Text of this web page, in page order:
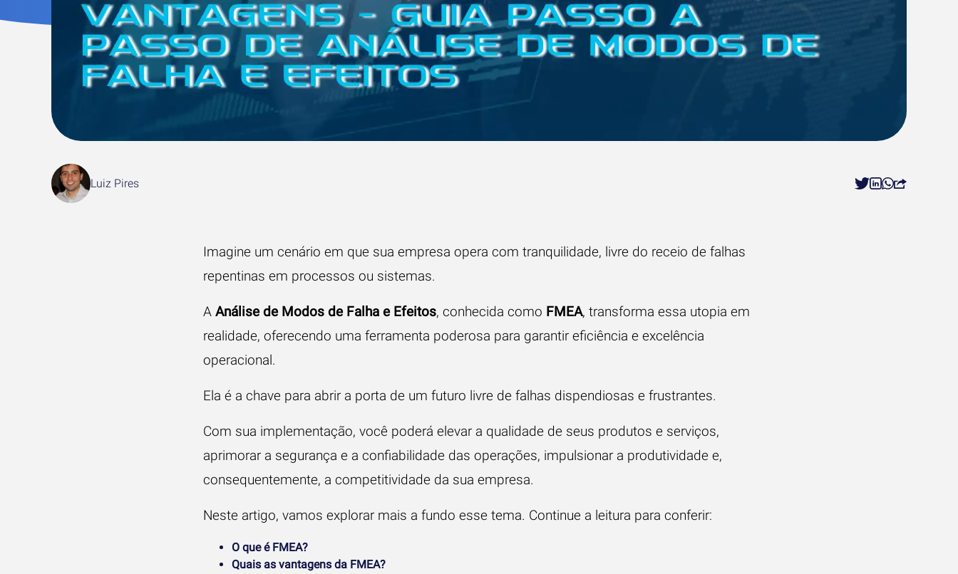
Luiz Pires
Imagine um cenário em que sua empresa opera com tranquilidade, livre do receio de falhas
repentinas em processos ou sistemas.
A Análise de Modos de Falha e Efeitos, conhecida como FMEA, transforma essa utopia em
realidade, oferecendo uma ferramenta poderosa para garantir eficiência e excelência
operacional.
Ela é a chave para abrir a porta de um futuro livre de falhas dispendiosas e frustrantes.
Com sua implementação, você poderá elevar a qualidade de seus produtos e serviços,
aprimorar a segurança e a confiabilidade das operações, impulsionar a produtividade e,
consequentemente, a competitividade da sua empresa.
Neste artigo, vamos explorar mais a fundo esse tema. Continue a leitura para conferir:
O que é FMEA?
Quais as vantagens da FMEA?